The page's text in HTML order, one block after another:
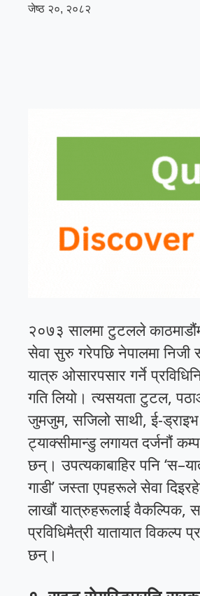
जेष्ठ २०, २०८२
२०७३ सालमा टुटलले
सेवा सुरु गरेपछि नेपालमा निजी
यात्रु ओसारपसार गर्ने
गति लियो। त्यसयता टुटल,
जुमजुम, सजिलो साथी, ई-
ट्याक्सीमान्डु लगायत दर्जनौं
छन्। उपत्यकाबाहिर पनि
गाडी’ जस्ता एपहरूले सेवा
लाखौं यात्रुहरूलाई वैकल्पिक,
प्रविधिमैत्री यातायात विकल्प
छन्।